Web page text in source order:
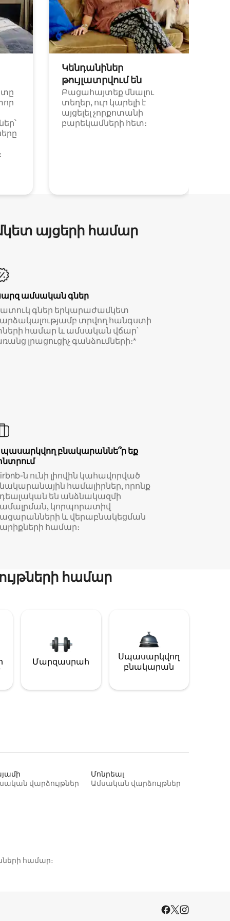
Կենդանիներ
թույլատրվում են
Բացահայտեք մնալու
տեղեր, ուր կարելի է
այցելել չորքոտանի
բարեկամների հետ։
այցերի համար
ամսական գներ
գներ երկարաժամկետ
տրվող հանգստի
համար և ամսական վճար՝
լրացուցիչ գանձումների։*
բնակարաննե՞ր եք
ն ունի լիովին կահավորված
համալիրներ, որոնք
են անձնակազմի
կորպորատիվ
և վերաբնակեցման
համար։
համար
Մարզասրահ
Սպասարկվող
բնակարան
վարձույթներ
Մոնրեալ
Ամսական վարձույթներ
համար։